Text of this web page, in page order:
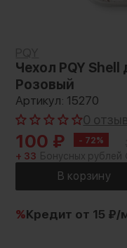
Чехол PQY Shell
Розовый
Артикул: 15270
0
100 ₽ - 72%
+ 33 Бонусных рублей
%Кредит от 15 ₽/